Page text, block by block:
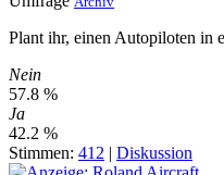
Plant ihr, einen Autopiloten in
Nein
57.8 %
Ja
42.2 %
Stimmen: 412 | Diskussion